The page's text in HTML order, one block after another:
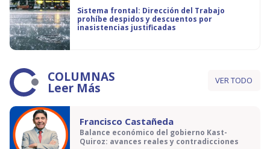
Sistema frontal: Dirección del Trabajo
prohíbe despidos y descuentos por
inasistencias justificadas
COLUMNAS
Leer Más VER TODO
Francisco Castañeda
Balance económico del gobierno Kast-
Quiroz: avances reales y contradicciones